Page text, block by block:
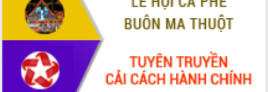
Họp báo thông tin về Hội nghị Công bố
Quy hoạch và Xúc tiến đầu tư tỉnh Đắk
Khơi thông điểm nghẽn, đẩy nhanh
giải ngân vốn khắc phục thiên tai
HĐND tỉnh thông qua điều chỉnh Quy
hoạch tỉnh thời kỳ 2021-2030